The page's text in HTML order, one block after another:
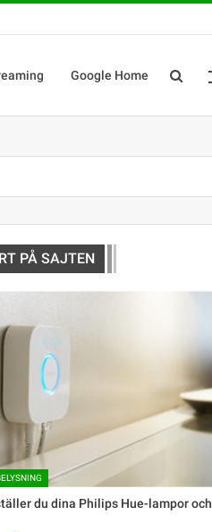
Google Home
PÅ SAJTEN
du dina Philips Hue-lampor och